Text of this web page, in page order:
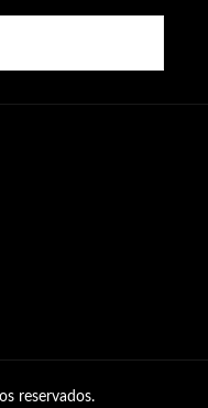
reservados.